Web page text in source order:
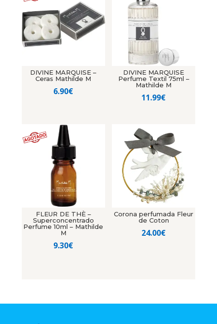
DIVINE MARQUISE –
Ceras Mathilde M
6.90€
DIVINE MARQUISE
Perfume Textil 75ml –
Mathilde M
11.99€
FLEUR DE THÈ –
Superconcentrado
Perfume 10ml – Mathilde
M
9.30€
Corona perfumada Fleur
de Coton
24.00€